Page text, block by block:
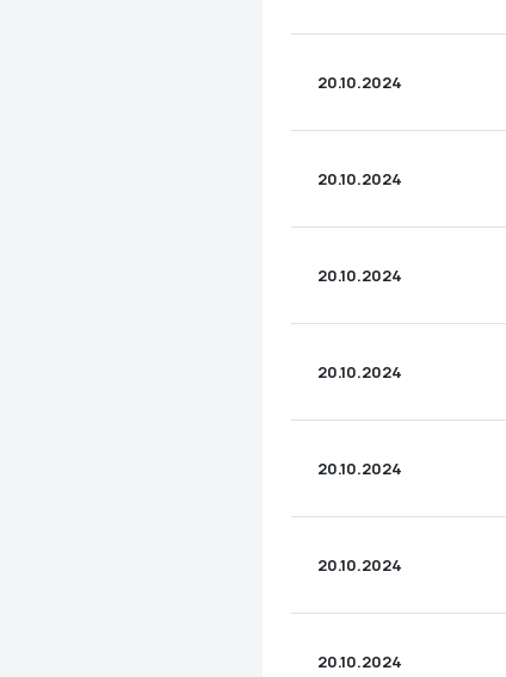
20.10.2024
20.10.2024
20.10.2024
20.10.2024
20.10.2024
20.10.2024
20.10.2024